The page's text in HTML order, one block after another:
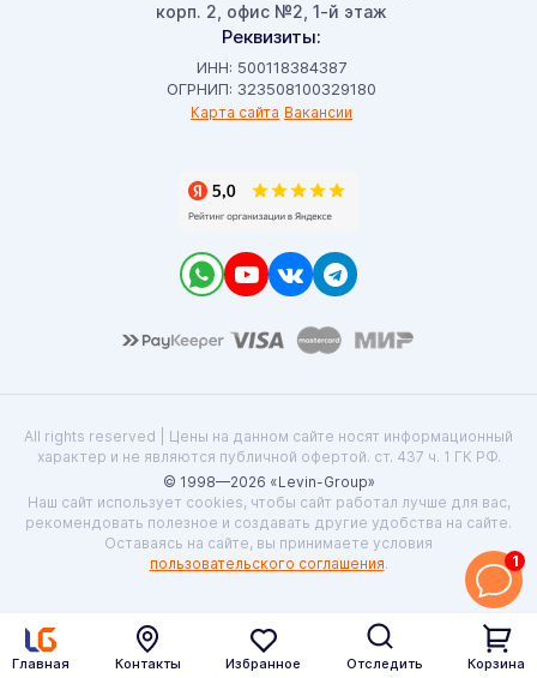
корп. 2, офис №2, 1-й этаж
Реквизиты:
ИНН: 500118384387
ОГРНИП: 323508100329180
Карта сайта Вакансии
All rights reserved | Цены на данном сайте носят информационный
характер и не являются публичной офертой. ст. 437 ч. 1 ГК РФ.
© 1998—2026 «Levin-Group»
Наш сайт использует cookies, чтобы сайт работал лучше для вас,
рекомендовать полезное и создавать другие удобства на сайте.
Оставаясь на сайте, вы принимаете условия
пользовательского соглашения. 1
Главная Контакты Избранное Отследить Корзина